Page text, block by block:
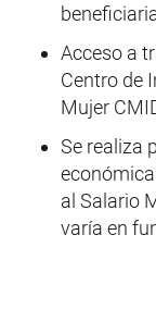
Acceso a
Centro de
Mujer
Se realiza
al Salario
varía en